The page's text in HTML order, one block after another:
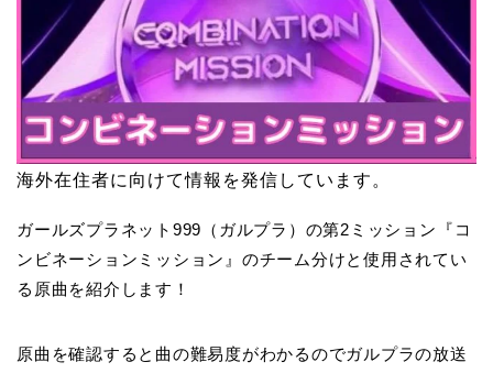
海外在住者に向けて情報を発信しています。
ガールズプラネット999（ガルプラ）の第2ミッション『コ
ンビネーションミッション』のチーム分けと使用されてい
る原曲を紹介します！
原曲を確認すると曲の難易度がわかるのでガルプラの放送